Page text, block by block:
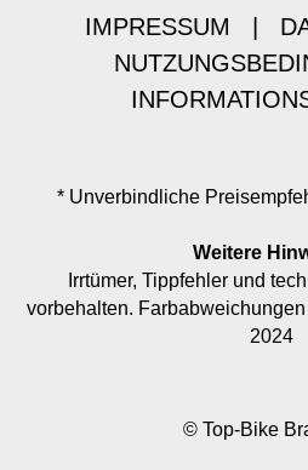
IMPRESSUM
* Unverbindliche
Weitere
Irrtümer, Tippfehler und
vorbehalten.
2024
© Top-Bike